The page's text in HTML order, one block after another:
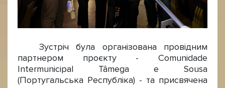
Зустріч була організована провідним
партнером проєкту - Comunidade
Intermunicipal Tâmega e Sousa
(Португальська Республіка) - та присвячена